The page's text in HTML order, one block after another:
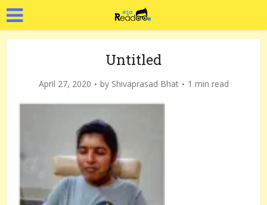
Untitled
April 27, 2020 by Shivaprasad Bhat 1 min read